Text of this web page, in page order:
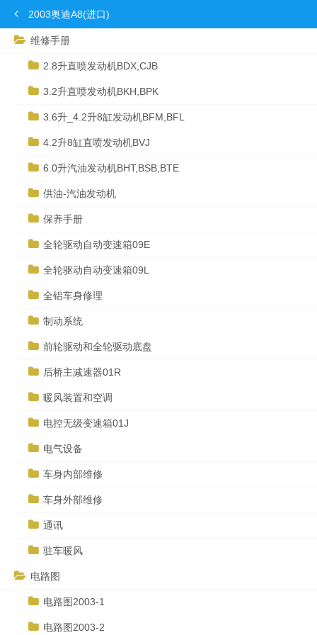
2003奥迪A8(进口)
维修手册
2.8升直喷发动机BDX,CJB
3.2升直喷发动机BKH,BPK
3.6升_4.2升8缸发动机BFM,BFL
4.2升8缸直喷发动机BVJ
6.0升汽油发动机BHT,BSB,BTE
供油-汽油发动机
保养手册
全轮驱动自动变速箱09E
全轮驱动自动变速箱09L
全铝车身修理
制动系统
前轮驱动和全轮驱动底盘
后桥主减速器01R
暖风装置和空调
电控无级变速箱01J
电气设备
车身内部维修
车身外部维修
通讯
驻车暖风
电路图
电路图2003-1
电路图2003-2